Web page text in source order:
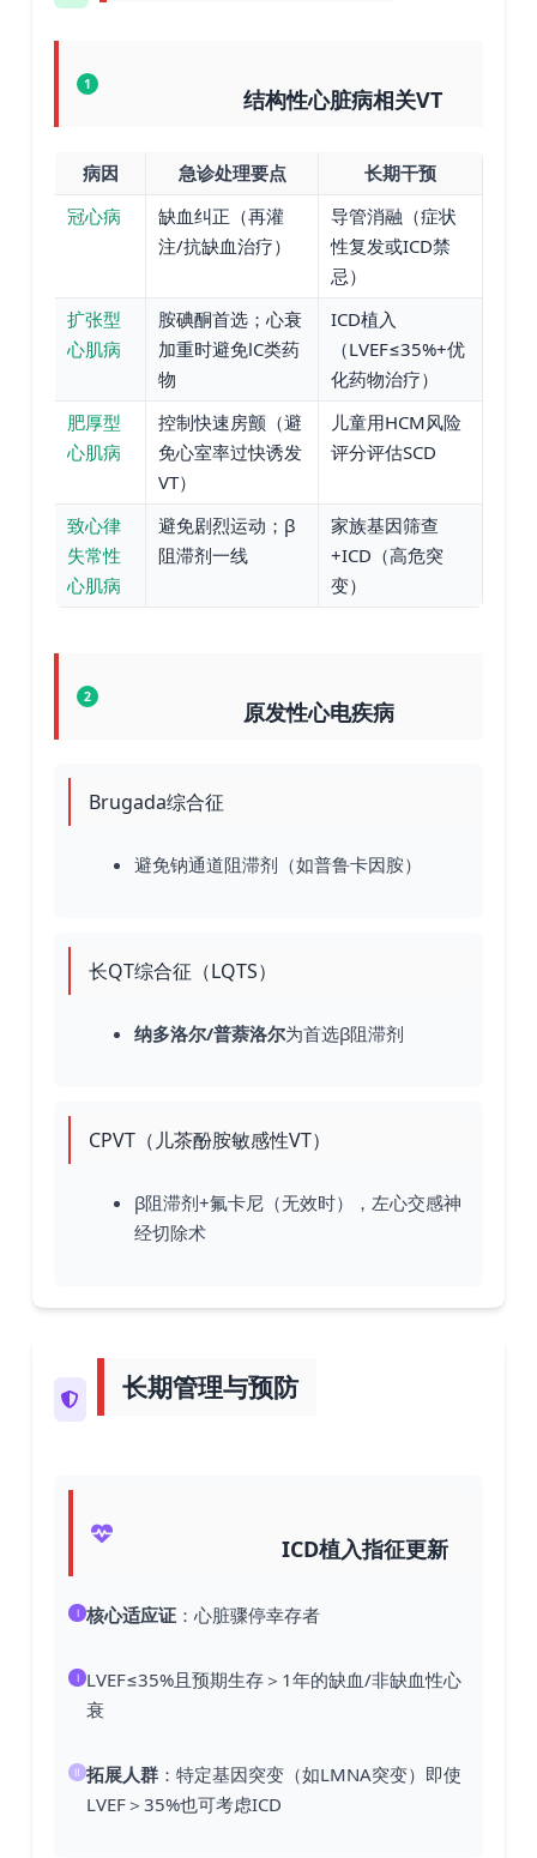
1
结构性心脏病相关VT
病因 急诊处理要点
长期干预
冠心病
缺血纠正（再灌
注/抗缺血治疗）
导管消融（症状
性复发或ICD禁
忌）
扩张型
心肌病
胺碘酮首选；心衰
加重时避免ⅠC类药
物
ICD植入
（LVEF≤35%+优
化药物治疗）
肥厚型
心肌病
控制快速房颤（避
免心室率过快诱发
VT）
儿童用HCM风险
评分评估SCD
致心律
失常性
心肌病
避免剧烈运动；β
阻滞剂一线
家族基因筛查
+ICD（高危突
变）
2
原发性心电疾病
Brugada综合征
避免钠通道阻滞剂（如普鲁卡因胺）
长QT综合征（LQTS）
纳多洛尔/普萘洛尔为首选β阻滞剂
CPVT（儿茶酚胺敏感性VT）
β阻滞剂+氟卡尼（无效时），左心交感神
经切除术
长期管理与预防
ICD植入指征更新
Ⅰ 核心适应证 ：心脏骤停幸存者
Ⅰ LVEF≤35%且预期生存＞1年的缺血/非缺血性心
衰
Ⅱ 拓展人群 ：特定基因突变（如LMNA突变）即使
LVEF＞35%也可考虑ICD